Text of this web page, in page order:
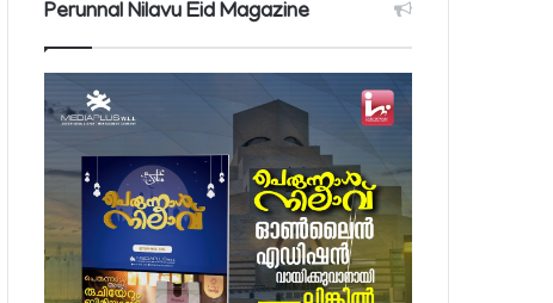
Perunnal Nilavu Eid Magazine